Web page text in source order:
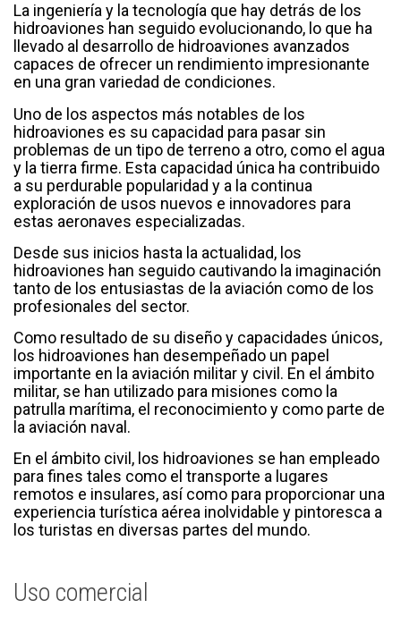
La ingeniería y la tecnología que hay detrás de los
hidroaviones han seguido evolucionando, lo que ha
llevado al desarrollo de hidroaviones avanzados
capaces de ofrecer un rendimiento impresionante
en una gran variedad de condiciones.
Uno de los aspectos más notables de los
hidroaviones es su capacidad para pasar sin
problemas de un tipo de terreno a otro, como el agua
y la tierra firme. Esta capacidad única ha contribuido
a su perdurable popularidad y a la continua
exploración de usos nuevos e innovadores para
estas aeronaves especializadas.
Desde sus inicios hasta la actualidad, los
hidroaviones han seguido cautivando la imaginación
tanto de los entusiastas de la aviación como de los
profesionales del sector.
Como resultado de su diseño y capacidades únicos,
los hidroaviones han desempeñado un papel
importante en la aviación militar y civil. En el ámbito
militar, se han utilizado para misiones como la
patrulla marítima, el reconocimiento y como parte de
la aviación naval.
En el ámbito civil, los hidroaviones se han empleado
para fines tales como el transporte a lugares
remotos e insulares, así como para proporcionar una
experiencia turística aérea inolvidable y pintoresca a
los turistas en diversas partes del mundo.
Uso comercial